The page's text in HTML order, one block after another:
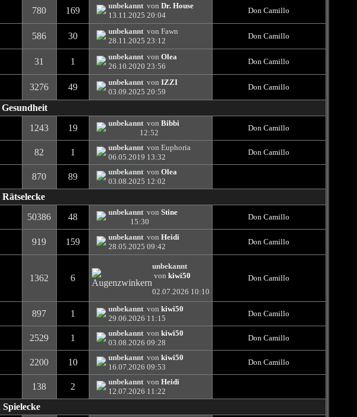
780 169 unbekanntvon Dr. House
13.11.2025 20:04
Don Camillo
586 30 unbekanntvon Fawn
28.11.2025 23:12
Don Camillo
31 1 unbekanntvon Olea
26.10.2020 23:56
Don Camillo
3276 49 unbekanntvon IZZI
03.09.2025 20:59
Don Camillo
Gesundheit
1243 19 unbekanntvon Bibbi
12:52
Don Camillo
82 1 unbekanntvon Euphoria
06.05.2019 13:32
Don Camillo
870 89 unbekanntvon Olea
03.08.2025 12:02
Rätselecke
50386 48 unbekanntvon Stine
15:30
Don Camillo
919 159 unbekanntvon Heidi
28.05.2025 09:42
Don Camillo
1362 6
unbekannt
von kiwi50
02.07.2026 10:10
Don Camillo
897 1 unbekanntvon kiwi50
29.06.2026 11:15
Don Camillo
2529 1 unbekanntvon kiwi50
03.08.2026 09:28
Don Camillo
2200 10 unbekanntvon kiwi50
16.07.2026 09:53
Don Camillo
138 2 unbekanntvon Heidi
12.07.2026 11:22
Spielecke